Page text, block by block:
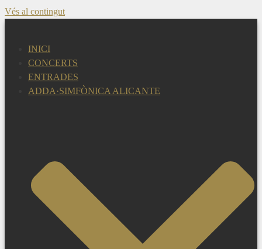
Vés al contingut
INICI
CONCERTS
ENTRADES
ADDA·SIMFÒNICA ALICANTE